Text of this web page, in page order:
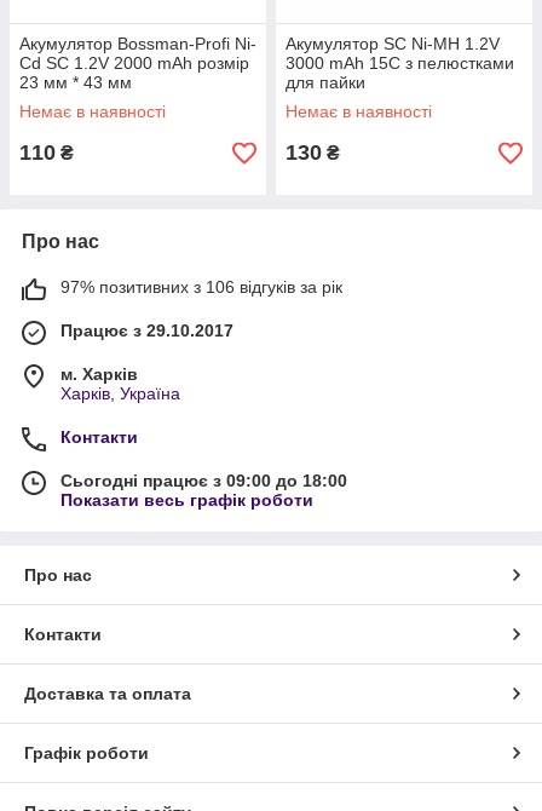
Акумулятор Bossman-Profi Ni-
Cd SC 1.2V 2000 mAh розмір
23 мм * 43 мм
Немає в наявності
110 ₴
Акумулятор SC Ni-MH 1.2V
3000 mAh 15C з пелюстками
для пайки
Немає в наявності
130 ₴
Про нас
97% позитивних з 106 відгуків за рік
Працює з 29.10.2017
м. Харків
Харків, Україна
Контакти
Сьогодні працює з 09:00 до 18:00
Показати весь графік роботи
Про нас
Контакти
Доставка та оплата
Графік роботи